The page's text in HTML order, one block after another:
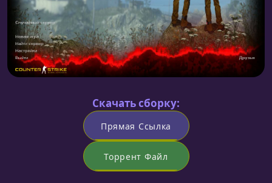
Скачать сборку:
Прямая Ссылка
Торрент Файл